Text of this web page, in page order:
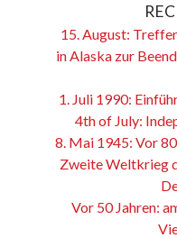
15. August:
in Alaska zur
1. Juli 1990:
4th of July:
8. Mai 1945: Vor
Zweite Weltkrieg
Vor 50 Jahren: